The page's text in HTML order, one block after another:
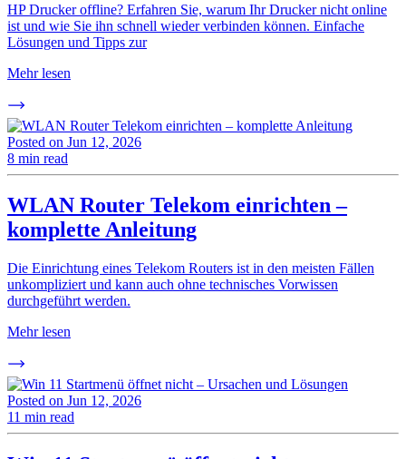
HP Drucker offline? Erfahren Sie, warum Ihr Drucker nicht online
ist und wie Sie ihn schnell wieder verbinden können. Einfache
Lösungen und Tipps zur
Mehr lesen
Posted on Jun 12, 2026
8 min read
WLAN Router Telekom einrichten –
komplette Anleitung
Die Einrichtung eines Telekom Routers ist in den meisten Fällen
unkompliziert und kann auch ohne technisches Vorwissen
durchgeführt werden.
Mehr lesen
Posted on Jun 12, 2026
11 min read